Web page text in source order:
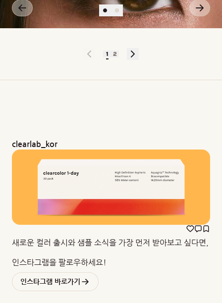
1 2
clearlab_kor
새로운 컬러 출시와 샘플 소식을 가장 먼저 받아보고 싶다면,
인스타그램을 팔로우하세요!
인스타그램 바로가기